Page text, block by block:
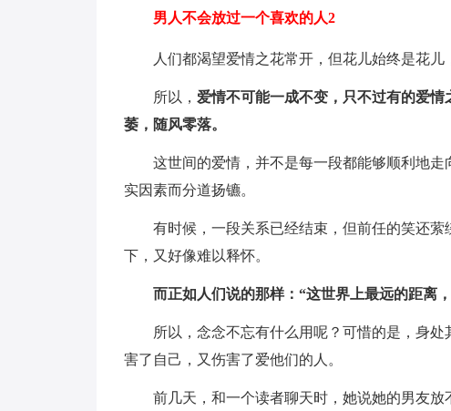
男人不会放过一个喜欢的人2
人们都渴望爱情之花常开，但花儿始终是花儿
所以， 爱情不可能一成不变，只不过有的爱
萎，随风零落。
这世间的爱情，并不是每一段都能够顺利地
实因素而分道扬镳。
有时候，一段关系已经结束，但前任的笑还
下，又好像难以释怀。
而正如人们说的那样：“这世界上最远的距离
所以，念念不忘有什么用呢？可惜的是，身
害了自己，又伤害了爱他们的人。
前几天，和一个读者聊天时，她说她的男友放